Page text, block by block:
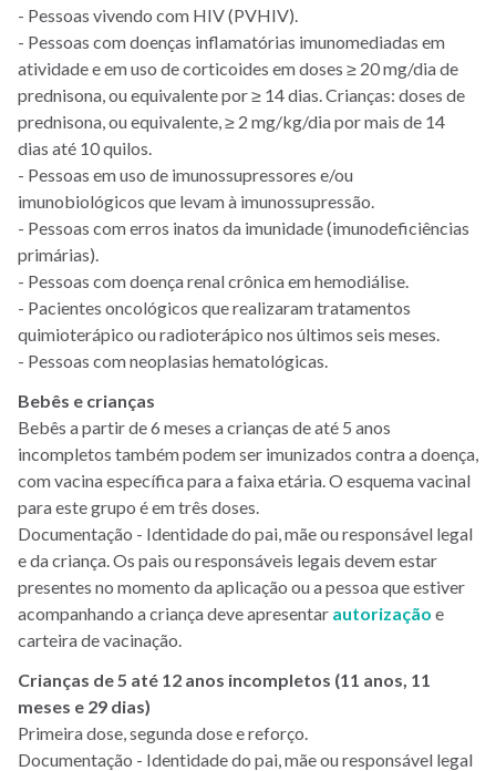
- Pessoas vivendo com HIV (PVHIV).
- Pessoas com doenças inflamatórias imunomediadas em
atividade e em uso de corticoides em doses ≥ 20 mg/dia de
prednisona, ou equivalente por ≥ 14 dias. Crianças: doses de
prednisona, ou equivalente, ≥ 2 mg/kg/dia por mais de 14
dias até 10 quilos.
- Pessoas em uso de imunossupressores e/ou
imunobiológicos que levam à imunossupressão.
- Pessoas com erros inatos da imunidade (imunodeficiências
primárias).
- Pessoas com doença renal crônica em hemodiálise.
- Pacientes oncológicos que realizaram tratamentos
quimioterápico ou radioterápico nos últimos seis meses.
- Pessoas com neoplasias hematológicas.
Bebês e crianças
Bebês a partir de 6 meses a crianças de até 5 anos
incompletos também podem ser imunizados contra a doença,
com vacina específica para a faixa etária. O esquema vacinal
para este grupo é em três doses.
Documentação - Identidade do pai, mãe ou responsável legal
e da criança. Os pais ou responsáveis legais devem estar
presentes no momento da aplicação ou a pessoa que estiver
acompanhando a criança deve apresentar autorização e
carteira de vacinação.
Crianças de 5 até 12 anos incompletos (11 anos, 11
meses e 29 dias)
Primeira dose, segunda dose e reforço.
Documentação - Identidade do pai, mãe ou responsável legal